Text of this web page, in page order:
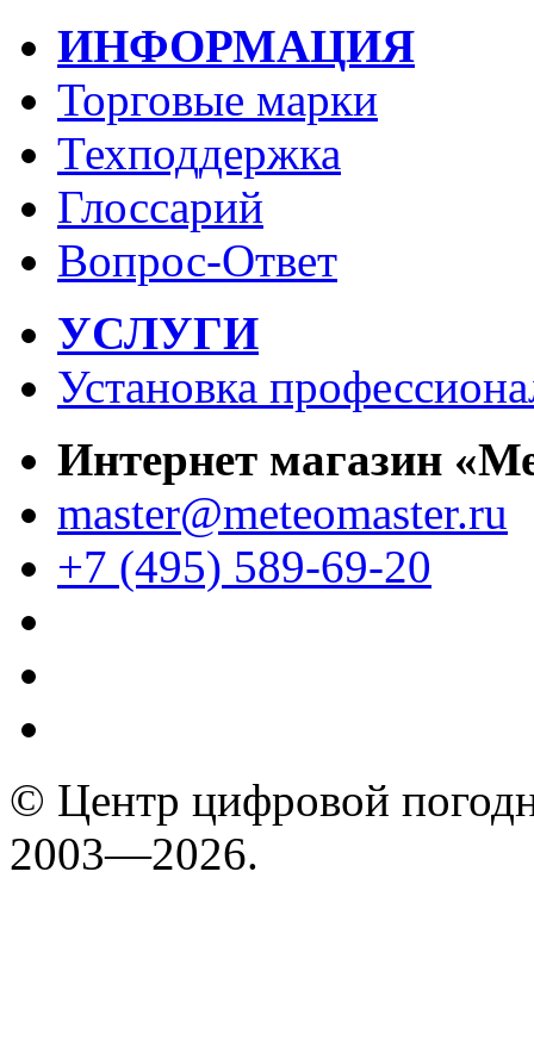
ИНФОРМАЦИЯ
Торговые марки
Техподдержка
Глоссарий
Вопрос-Ответ
УСЛУГИ
Установка
Интернет магазин
master@meteomaster.ru
+7 (495) 589-69-20
© Центр цифровой
2003—2026.